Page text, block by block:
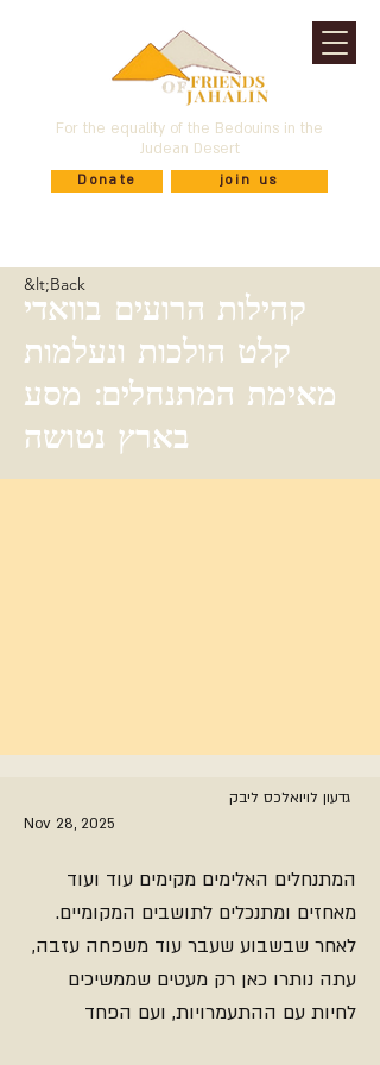
For the equality of the Bedouins in the
Judean Desert
Donate join us
&lt;Back
קהילות הרועים בוואדי
קלט הולכות ונעלמות
מאימת המתנחלים: מסע
בארץ נטושה
גדעון לויואלכס ליבק
Nov 28, 2025
המתנחלים האלימים מקימים עוד ועוד
מאחזים ומתנכלים לתושבים המקומיים.
לאחר שבשבוע שעבר עוד משפחה עזבה,
עתה נותרו כאן רק מעטים שממשיכים
לחיות עם ההתעמרויות, ועם הפחד